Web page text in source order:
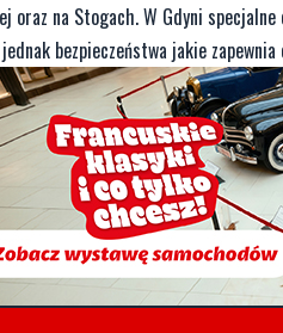
oraz na Stogach. W Gdyni
bezpieczeństwa jakie